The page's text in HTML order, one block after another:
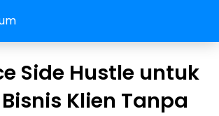
Side Hustle untuk
Klien Tanpa